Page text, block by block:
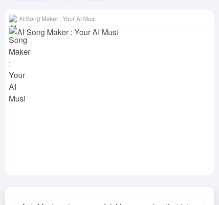
AI Song Maker : Your AI Musi